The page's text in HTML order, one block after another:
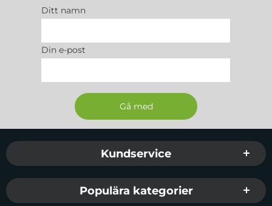
Blå
Galaxy S24 FE
Ditt namn
Din e-post
Sidfot Blandad info och länkar
Kundservice
Populära kategorier